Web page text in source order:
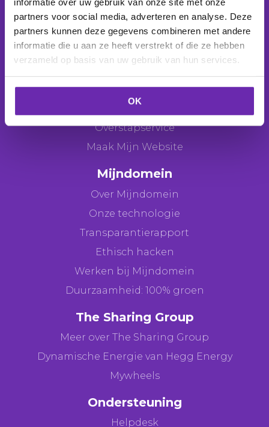
partners voor social media, adverteren en analyse. Deze
partners kunnen deze gegevens combineren met andere
informatie die u aan ze heeft verstrekt of die ze hebben
verzameld op basis van uw gebruik van hun services.
OK
Domeinnaam
E-mail
Webhosting
Webshop
Overstapservice
Maak Mijn Website
Mijndomein
Over Mijndomein
Onze technologie
Transparantierapport
Ethisch hacken
Werken bij Mijndomein
Duurzaamheid: 100% groen
The Sharing Group
Meer over The Sharing Group
Dynamische Energie van Hegg Energy
Mywheels
Ondersteuning
Helpdesk